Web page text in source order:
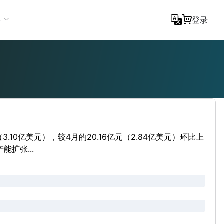
登录
亿美元），较4月的20.16亿元（2.84亿美元）环比上
能扩张...